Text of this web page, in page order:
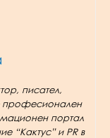
писател,
професионален
портал
“Кактус” и PR в